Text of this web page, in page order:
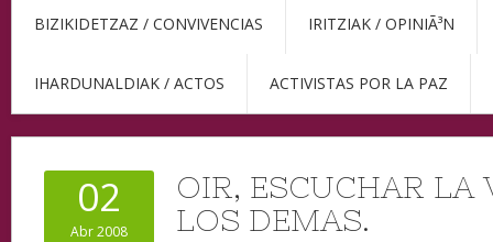
BIZIKIDETZAZ / CONVIVENCIAS IRITZIAK / OPINIÃ³N
IHARDUNALDIAK / ACTOS ACTIVISTAS POR LA PAZ
02
Abr 2008
OIR, ESCUCHAR LA
LOS DEMAS.